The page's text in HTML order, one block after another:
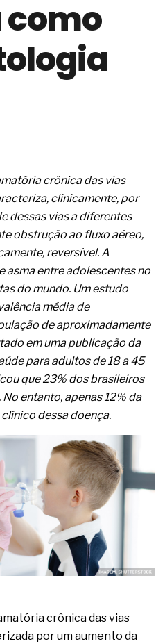
organizações
ganha espaço como
dos produtos de
com fibra de vidro
competitiva não está no
do comprador B2B e a venda
saídas de emergência
decisões ou apenas reage
profunda a frio in situ
litigam de má-fé para
reserva de mercado sobre as
da síndrome metabólica
do teratoma de ovário
da síndrome da fadiga
da queda dos cabelos ou
é o obstáculo para o resultado
para a inspeção em estruturas
de obras
reduz em 19% o risco de
melhora o metabolismo
de indicadores nas atividades
organizações
ganha espaço como
nas empresas
dos produtos de
com fibra de vidro
do comprador B2B e a venda
mais humana
crônica das vias
clinicamente, por
dessas vias a diferentes
obstrução ao fluxo aéreo,
reversível. A
asma entre adolescentes no
do mundo. Um estudo
média de
de aproximadamente
em uma publicação da
para adultos de 18 a 45
que 23% dos brasileiros
entanto, apenas 12% da
dessa doença.
crônica das vias
por um aumento da